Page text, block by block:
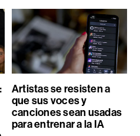
Artistas se resisten a
que sus voces y
canciones sean usadas
para entrenar a la IA